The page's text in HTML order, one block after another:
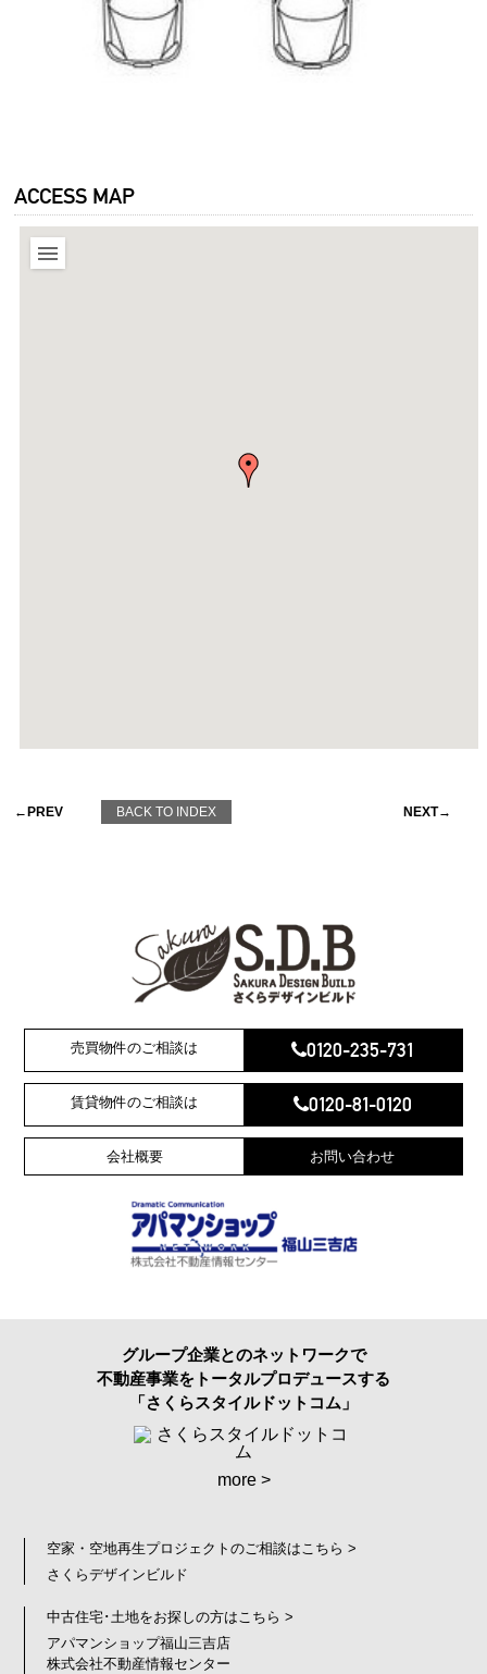
ACCESS MAP
←PREV BACK TO INDEX NEXT→
売買物件のご相談は 0120-235-731
賃貸物件のご相談は 0120-81-0120
会社概要 お問い合わせ
グループ企業とのネットワークで
不動産事業をトータルプロデュースする
「さくらスタイルドットコム」
more >
空家・空地再生プロジェクトのご相談はこちら >
さくらデザインビルド
中古住宅･土地をお探しの方はこちら >
アパマンショップ福山三吉店
株式会社不動産情報センター